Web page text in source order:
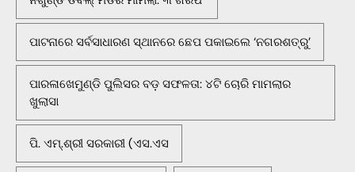
ପାଟନାରେ ସର୍ବସାଧାରଣ ସ୍ଥାନରେ ଛେପ ପକାଇଲେ ‘ନଗରଶତ୍ରୁ’
ପାରଳାଖେମୁଣ୍ଡି ପୁଲିସର ବଡ଼ ସଫଳତା: ୪ଟି ଚୋରି ମାମଲାର
ଖୁଲାସା
ପି. ଏମ୍.ଶ୍ରୀ ସରକାରୀ (ଏସ.ଏସ